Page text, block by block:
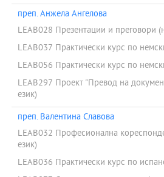
преп. Анжела Ангелова
LEAB028 Презентации и преговори
LEAB037 Практически курс по
LEAB056 Практически курс по
LEAB297 Проект "Превод на
език)
преп. Валентина Славова
LEAB032 Професионална
език)
LEAB036 Практически курс по